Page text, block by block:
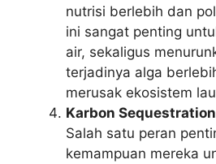
nutrisi berlebih dan
ini sangat penting
air, sekaligus
terjadinya alga
merusak ekosistem
Karbon Sequestration
Salah satu peran
kemampuan mereka